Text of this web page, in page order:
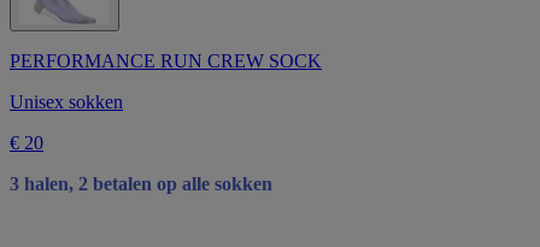
PERFORMANCE RUN CREW SOCK
Unisex sokken
€ 20
3 halen, 2 betalen op alle sokken